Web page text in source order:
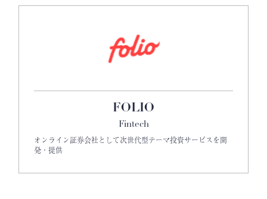
FOLIO
Fintech
オンライン証券会社として次世代型テーマ投資サービスを開
発・提供